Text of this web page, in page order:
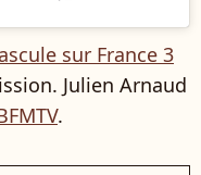
sur France 3
Julien Arnaud
.